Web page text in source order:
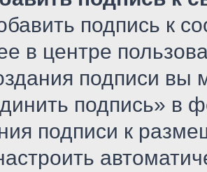
подпись к
в центре
подписи вы
подпись» в
подписи к